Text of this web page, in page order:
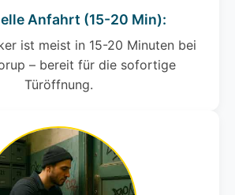
Anfahrt (15-20 Min):
ist meist in 15-20 Minuten bei
– bereit für die sofortige
Türöffnung.